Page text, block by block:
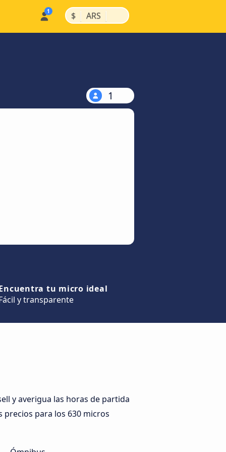
$ | ARS |
1
tu micro ideal
y transparente
y averigua las horas de partida
precios para los 630 micros